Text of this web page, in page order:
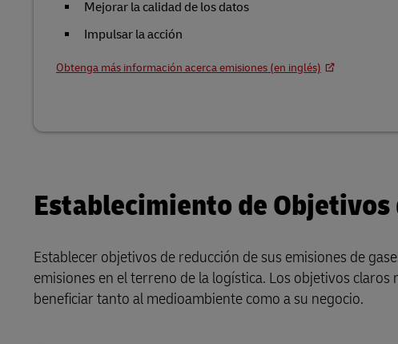
Mejorar la calidad de los datos
Impulsar la acción
Obtenga más información acerca emisiones (en inglés)
Establecimiento de
Establecer objetivos de reducción de sus emisiones de
emisiones en el terreno de la logística. Los objetivos
beneficiar tanto al medioambiente como a su negocio.